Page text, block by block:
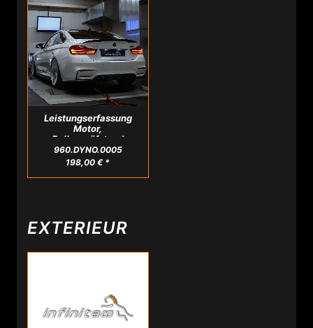
Leistungserfassung
Motor,
Rollenprüfstand
960.DYNO.0005
198,00 € *
EXTERIEUR